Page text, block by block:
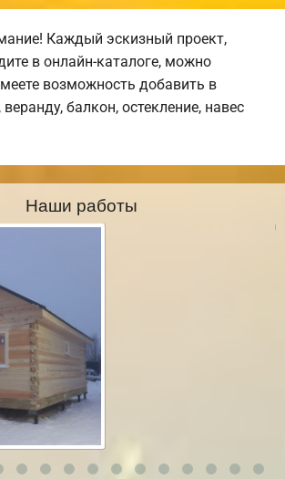
Каждый эскизный проект,
в онлайн-каталоге, можно
возможность добавить в
веранду, балкон, остекление, навес
Наши работы